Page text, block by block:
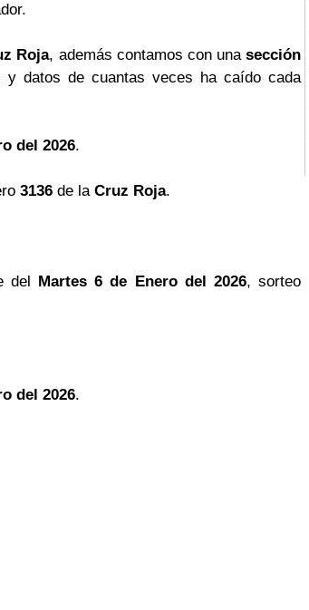
Roja, además contamos con unasección
y datos de cuantas veces ha caído cada
del 2026.
3136 de la Cruz Roja.
del Martes 6 de Enero del 2026, sorteo
del 2026.